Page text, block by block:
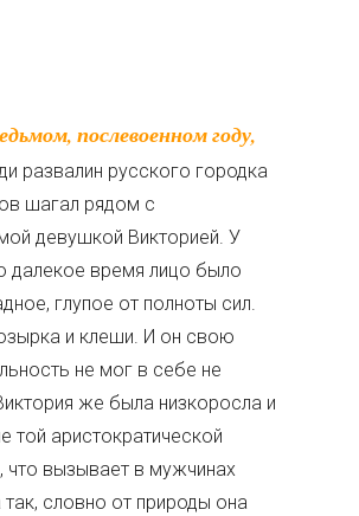
развалин русского городка
шагал рядом с
девушкой Викторией. У
далекое время лицо было
глупое от полноты сил.
и клеши. И он свою
не мог в себе не
же была низкоросла и
той аристократической
что вызывает в мужчинах
так, словно от природы она